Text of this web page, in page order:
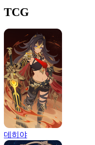
TCG
데히야